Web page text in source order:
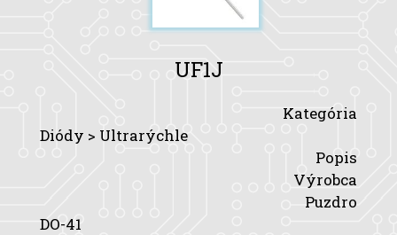
UF1J
Kategória
Diódy > Ultrarýchle
Popis
Výrobca
Puzdro
DO-41